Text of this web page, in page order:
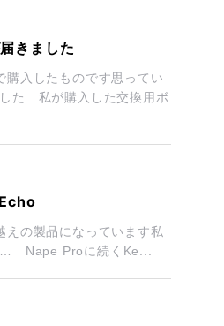
きました
購入したものです思ってい
た 私が購入した交換用ボ
えの製品になっています私
… Nape Proに続くKe...